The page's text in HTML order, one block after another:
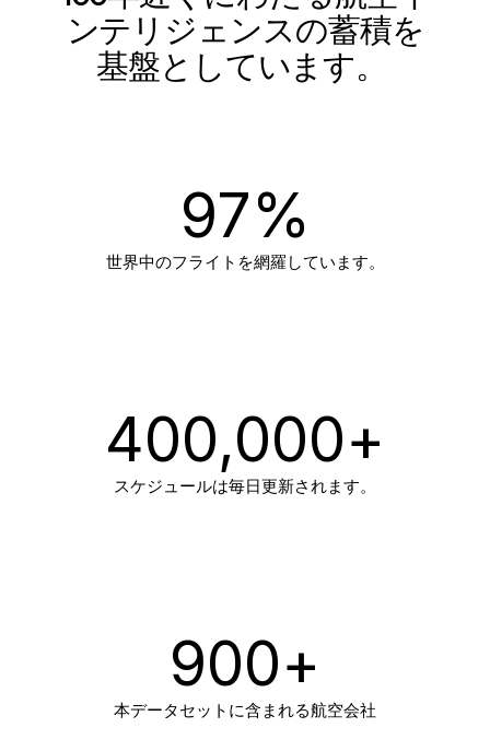
ンテリジェンスの蓄積を
基盤としています。
97%
世界中のフライトを網羅しています。
400,000+
スケジュールは毎日更新されます。
900+
本データセットに含まれる航空会社